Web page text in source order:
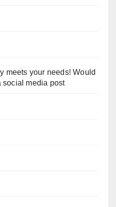
meets your needs! Would
social media post